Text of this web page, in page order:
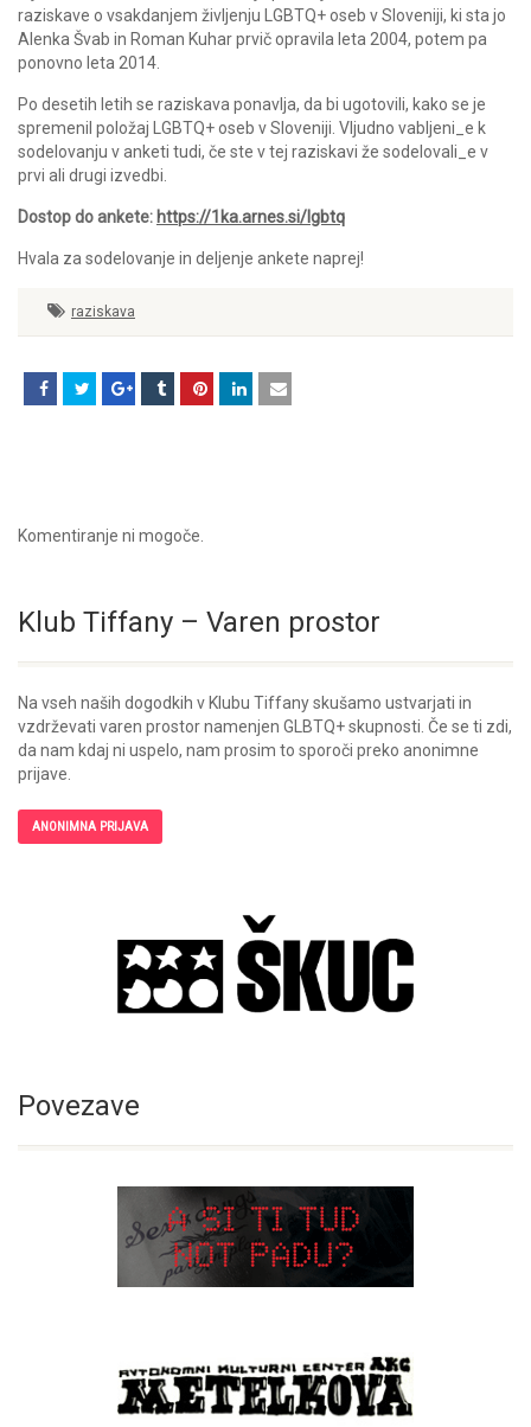
raziskave o vsakdanjem življenju LGBTQ+ oseb v Sloveniji, ki sta jo
Alenka Švab in Roman Kuhar prvič opravila leta 2004, potem pa
ponovno leta 2014.
Po desetih letih se raziskava ponavlja, da bi ugotovili, kako se je
spremenil položaj LGBTQ+ oseb v Sloveniji. Vljudno vabljeni_e k
sodelovanju v anketi tudi, če ste v tej raziskavi že sodelovali_e v
prvi ali drugi izvedbi.
Dostop do ankete: https://1ka.arnes.si/lgbtq
Hvala za sodelovanje in deljenje ankete naprej!
raziskava
Komentiranje ni mogoče.
Klub Tiffany – Varen prostor
Na vseh naših dogodkih v Klubu Tiffany skušamo ustvarjati in
vzdrževati varen prostor namenjen GLBTQ+ skupnosti. Če se ti zdi,
da nam kdaj ni uspelo, nam prosim to sporoči preko anonimne
prijave.
ANONIMNA PRIJAVA
Povezave